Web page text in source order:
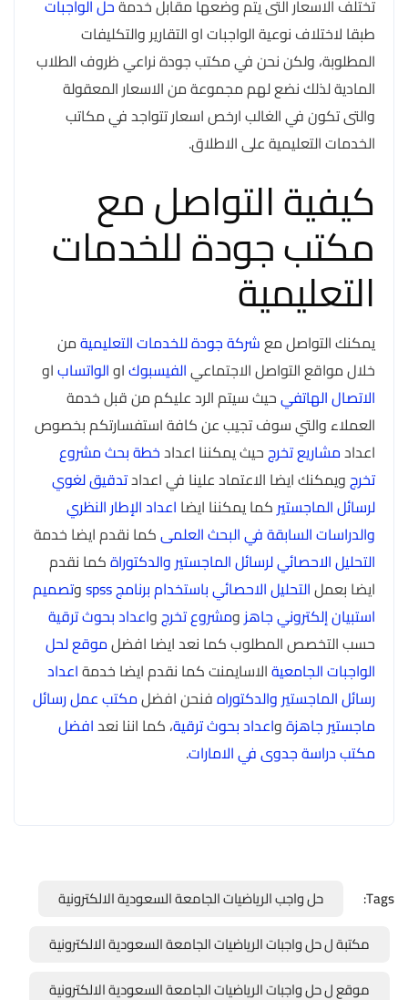
تختلف الاسعار التى يتم وضعها مقابل خدمةحل الواجبات
طبقا لاختلاف نوعية الواجبات او التقارير والتكليفات
المطلوبة، ولكن نحن في مكتب جودة نراعي ظروف الطلاب
المادية لذلك نضع لهم مجموعة من الاسعار المعقولة
والتى تكون في الغالب ارخص اسعار تتواجد في مكاتب
الخدمات التعليمية على الاطلاق.
كيفية التواصل مع
مكتب جودة للخدمات
التعليمية
يمكنك التواصل معشركة جودة للخدمات التعليميةمن
خلال مواقع التواصل الاجتماعيالفيسبوكاوالواتساباو
الاتصال الهاتفيحيث سيتم الرد عليكم من قبل خدمة
العملاء والتي سوف تجيب عن كافة استفسارتكم بخصوص
اعدادمشاريع تخرجحيث يمكننا اعدادخطة بحث مشروع
تخرجويمكنك ايضا الاعتماد علينا في اعدادتدقيق لغوي
لرسائل الماجستير كما يمكننا ايضا اعداد الإطار النظري
والدراسات السابقة في البحث العلمىكما نقدم ايضا خدمة
التحليل الاحصائي لرسائل الماجستير والدكتوراةكما نقدم
ايضا بعملالتحليل الاحصائي باستخدام برنامج spss وتصميم
استبيان إلكتروني جاهز ومشروع تخرجواعداد بحوث ترقية
حسب التخصص المطلوب كما نعد ايضا افضلموقع لحل
الواجبات الجامعيةالاسايمنت كما نقدم ايضا خدمةاعداد
رسائل الماجستير والدكتوراهفنحن افضلمكتب عمل رسائل
ماجستير جاهزةواعداد بحوث ترقية، كما اننا نعدافضل
مكتب دراسة جدوى في الامارات.
Tags:
حل واجب الرياضيات الجامعة السعودية الالكترونية
مكتبة ل حل واجبات الرياضيات الجامعة السعودية الالكترونية
موقع ل حل واجبات الرياضيات الجامعة السعودية الالكترونية